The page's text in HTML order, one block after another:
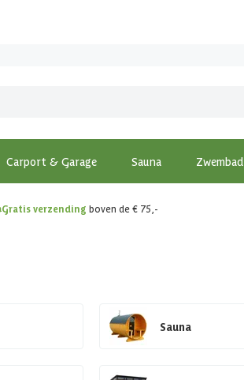
Carport & Garage Sauna Zwembad
Gratis verzending boven de € 75,-
Sauna